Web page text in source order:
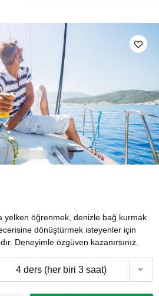
yelken öğrenmek, denizle bağ kurmak
dönüştürmek isteyenler için
Deneyimle özgüven kazanırsınız.
4 ders (her biri 3 saat)